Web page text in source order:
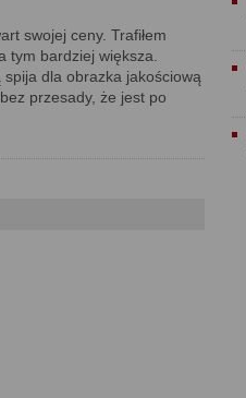
swojej ceny. Trafiłem
tym bardziej większa.
dla obrazka jakościową
przesady, że jest po